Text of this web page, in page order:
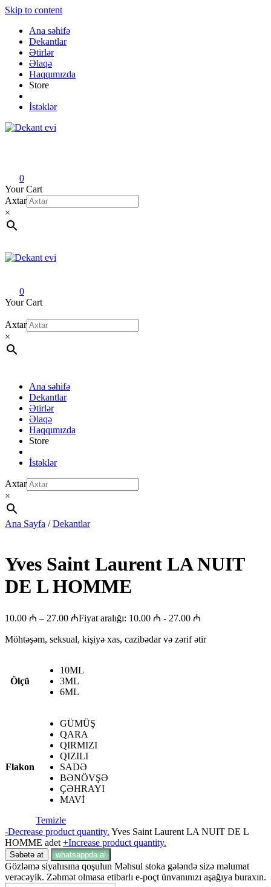
Skip to content
Ana səhifə
Dekantlar
Ətirlər
Əlaqə
Haqqımızda
Store
İstəklər
0
Your Cart
Axtar
×
0
Your Cart
Axtar
×
Ana səhifə
Dekantlar
Ətirlər
Əlaqə
Haqqımızda
Store
İstəklər
Axtar
×
Ana Sayfa /Dekantlar
Yves Saint Laurent LA NUIT
DE L HOMME
10.00 ₼ – 27.00 ₼Fiyat aralığı: 10.00 ₼ - 27.00 ₼
Möhtəşəm, seksual, kişiyə xas, cazibədar və zərif ətir
Ölçü
10ML
3ML
6ML
Flakon
GÜMÜŞ
QARA
QIRMIZI
QIZILI
SADƏ
BƏNÖVŞƏ
ÇƏHRAYI
MAVİ
Temizle
-Decrease product quantity. Yves Saint Laurent LA NUIT DE L
HOMME adet +Increase product quantity.
Səbətə at whatsappda al
Gözləmə siyahısına qoşulun Məhsul stoka gələndə sizə məlumat
verəcəyik. Zəhmət olmasa etibarlı e-poçt ünvanınızı aşağıya buraxın.